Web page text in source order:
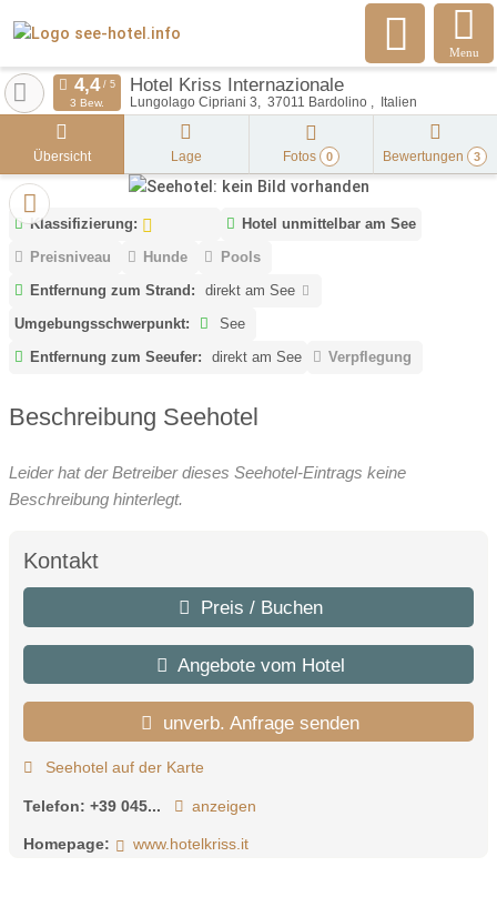
Menu
Hotel Kriss Internazionale
Lungolago Cipriani 3 37011 Bardolino Italien
3 Bew.
Übersicht Lage Fotos 0 Bewertungen 3
Klassifizierung:
Hotel unmittelbar am See
Preisniveau
Hunde
Pools
Entfernung zum Strand:
direkt am See
Umgebungsschwerpunkt:
See
Entfernung zum Seeufer:
direkt am See Verpflegung
Beschreibung Seehotel
Leider hat der Betreiber dieses Seehotel-Eintrags keine
Beschreibung hinterlegt.
Kontakt
Preis / Buchen
Angebote vom Hotel
unverb. Anfrage senden
Seehotel auf der Karte
Telefon: +39 045... anzeigen
Homepage: www.hotelkriss.it